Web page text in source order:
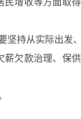
增收等方面取
坚持从实际出发
欠款治理、保